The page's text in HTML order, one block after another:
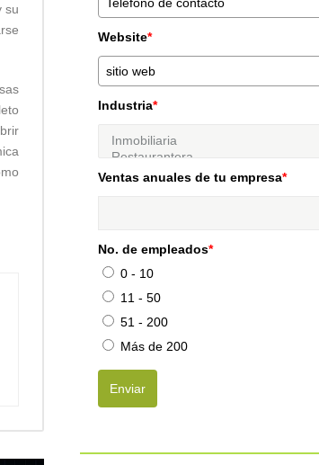
su
Website*
Industria*
Ventas anuales de tu empresa*
No. de empleados*
0 - 10
11 - 50
51 - 200
Más de 200
Enviar